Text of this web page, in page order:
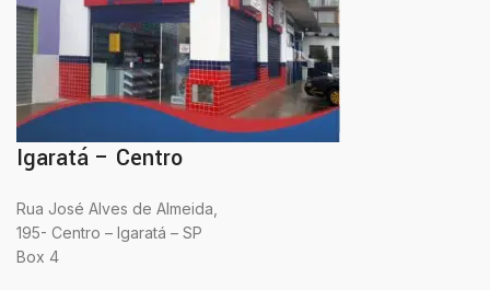
Igaratá – Centro
Rua José Alves de Almeida,
195- Centro – Igaratá – SP
Box 4